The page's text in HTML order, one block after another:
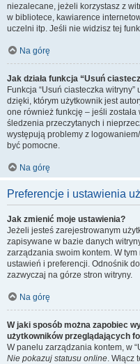
niezalecane, jeżeli korzystasz z
w bibliotece, kawiarence
uczelni itp. Jeśli nie widzisz tej
Na górę
Jak działa funkcja “Usuń
Funkcja “Usuń ciasteczka
dzięki, którym użytkownik jest
one również funkcję – jeśli
śledzenia przeczytanych i
występują problemy z
być pomocne.
Na górę
Preferencje i ustawienia
Jak zmienić moje ustawienia?
Jeżeli jesteś zarejestrowanym
zapisywane w bazie danych
zarządzania swoim kontem. W
ustawień i preferencji. Odnośnik
zazwyczaj na górze stron witryny.
Na górę
W jaki sposób można zapobiec
użytkowników przeglądających
W panelu zarządzania kontem, w
Nie pokazuj statusu online. Włącz